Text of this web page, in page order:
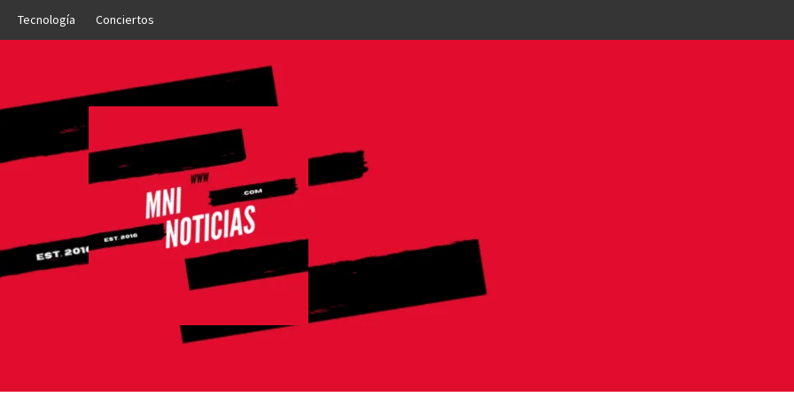
Tecnología Conciertos